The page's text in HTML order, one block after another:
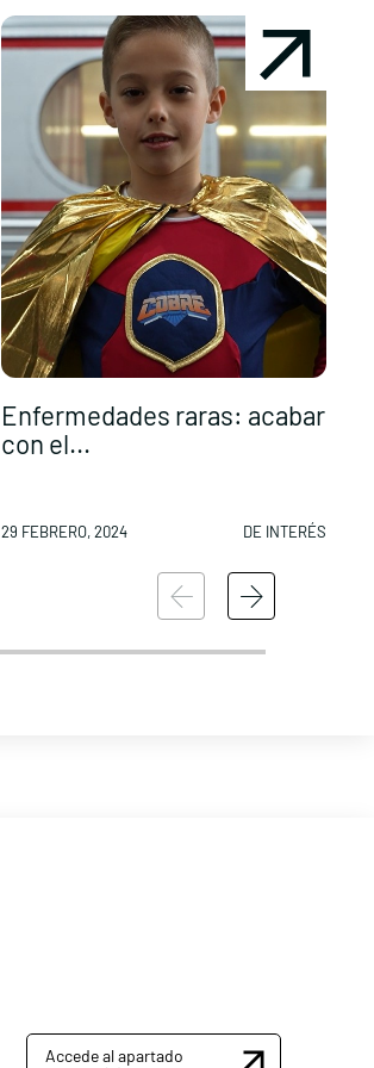
Enfermedades raras: acabar
con el...
29 FEBRERO, 2024 DE INTERÉS
Accede al apartado